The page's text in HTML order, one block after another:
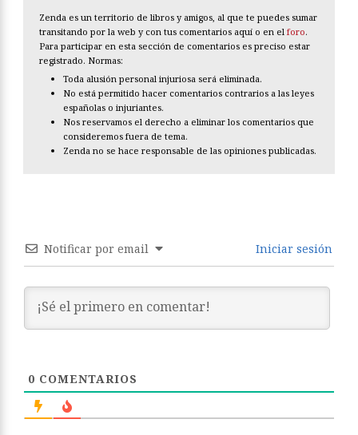
Zenda es un territorio de libros y amigos, al que te puedes sumar
transitando por la web y con tus comentarios aquí o en el foro.
Para participar en esta sección de comentarios es preciso estar
registrado. Normas:
Toda alusión personal injuriosa será eliminada.
No está permitido hacer comentarios contrarios a las leyes
españolas o injuriantes.
Nos reservamos el derecho a eliminar los comentarios que
consideremos fuera de tema.
Zenda no se hace responsable de las opiniones publicadas.
Notificar por email Iniciar sesión
0 COMENTARIOS